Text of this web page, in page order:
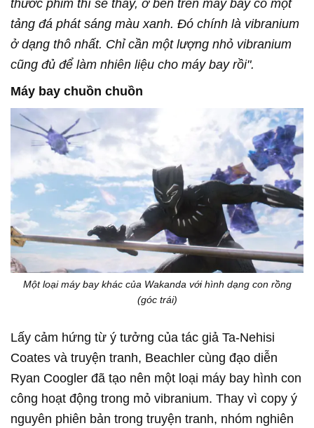
thước phim thì sẽ thấy, ở bên trên máy bay có một
tảng đá phát sáng màu xanh. Đó chính là vibranium
ở dạng thô nhất. Chỉ cần một lượng nhỏ vibranium
cũng đủ để làm nhiên liệu cho máy bay rồi".
Máy bay chuồn chuồn
Một loại máy bay khác của Wakanda với hình dạng con rồng
(góc trái)
Lấy cảm hứng từ ý tưởng của tác giả Ta-Nehisi
Coates và truyện tranh, Beachler cùng đạo diễn
Ryan Coogler đã tạo nên một loại máy bay hình con
công hoạt động trong mỏ vibranium. Thay vì copy ý
nguyên phiên bản trong truyện tranh, nhóm nghiên